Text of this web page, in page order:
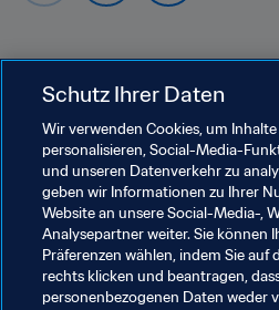
Verwandte Themen
FIFA-Präsident
CONMEBOL
Schutz Ihrer Daten
Wir verwenden Cookies, um
personalisieren, Social-Media-
und unseren Datenverkehr zu
geben wir Informationen zu Ihrer
Website an unsere Social-Media-,
Analysepartner weiter. Sie können
Präferenzen wählen, indem Sie auf
rechts klicken und beantragen,
personenbezogenen Daten weder